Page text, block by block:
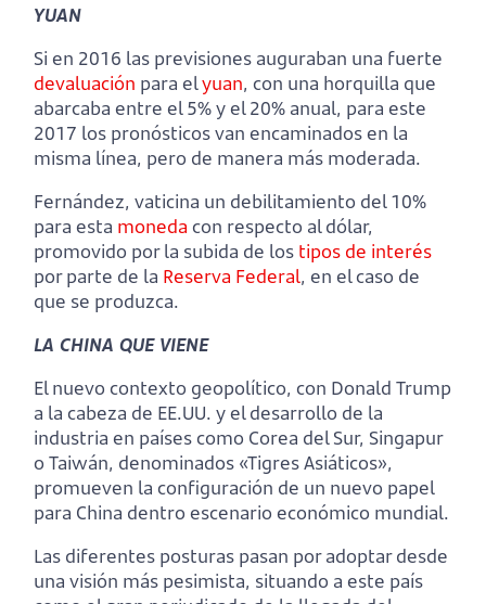
YUAN
Si en 2016 las previsiones auguraban una fuerte
devaluación para elyuan, con una horquilla que
abarcaba entre el 5% y el 20% anual, para este
2017 los pronósticos van encaminados en la
misma línea, pero de manera más moderada.
Fernández, vaticina un debilitamiento del 10%
para esta moneda con respecto al dólar,
promovido por la subida de los tipos de interés
por parte de la Reserva Federal, en el caso de
que se produzca.
LA CHINA QUE VIENE
El nuevo contexto geopolítico, con Donald Trump
a la cabeza de EE.UU. y el desarrollo de la
industria en países como Corea del Sur, Singapur
o Taiwán, denominados «Tigres Asiáticos»,
promueven la configuración de un nuevo papel
para China dentro escenario económico mundial.
Las diferentes posturas pasan por adoptar desde
una visión más pesimista, situando a este país